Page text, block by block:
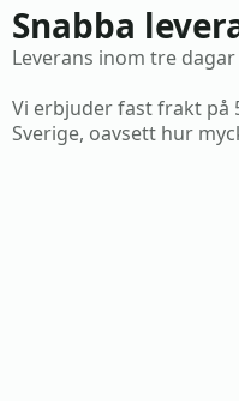
Snabba
Leverans inom tre
Vi erbjuder fast frakt på
Sverige, oavsett hur